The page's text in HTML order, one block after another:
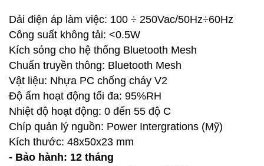
Dải điện áp làm việc: 100 ÷ 250Vac/50Hz÷60Hz
Công suất không tải: <0.5W
Kích sóng cho hệ thống Bluetooth Mesh
Chuẩn truyền thông: Bluetooth Mesh
Vật liệu: Nhựa PC chống cháy V2
Độ ẩm hoạt động tối đa: 95%RH
Nhiệt độ hoạt động: 0 đến 55 độ C
Chíp quản lý nguồn: Power Intergrations (Mỹ)
Kích thước: 48x50x23 mm
- Bảo hành: 12 tháng